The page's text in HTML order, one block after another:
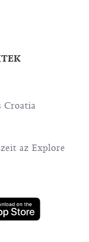
Croatia
az Explore